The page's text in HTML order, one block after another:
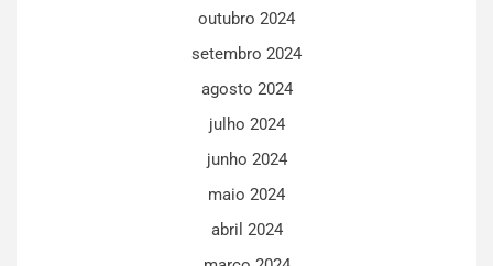
outubro 2024
setembro 2024
agosto 2024
julho 2024
junho 2024
maio 2024
abril 2024